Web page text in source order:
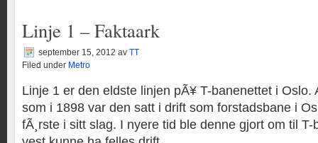
Linje 1 – Faktaark
september 15, 2012 av TT
Filed under Metro
Linje 1 er den eldste linjen pÃ¥ T-banenettet i Oslo.
som i 1898 var den satt i drift som forstadsbane i
fÃ¸rste i sitt slag. I nyere tid ble denne gjort om til T-